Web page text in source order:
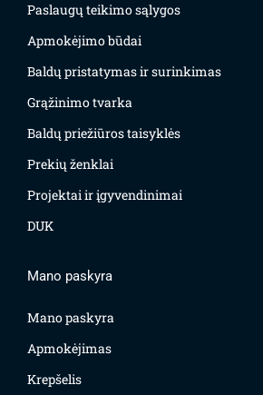
Paslaugų teikimo sąlygos
Apmokėjimo būdai
Baldų pristatymas ir surinkimas
Grąžinimo tvarka
Baldų priežiūros taisyklės
Prekių ženklai
Projektai ir įgyvendinimai
DUK
Mano paskyra
Mano paskyra
Apmokėjimas
Krepšelis